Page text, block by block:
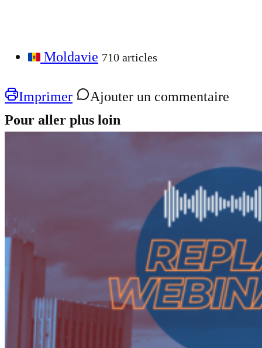
Moldavie 710 articles
Imprimer
Ajouter un commentaire
Pour aller plus loin